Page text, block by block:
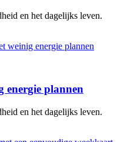
en het dagelijks leven.
energie plannen
en het dagelijks leven.